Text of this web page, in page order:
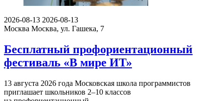
2026-08-13 2026-08-13
Москва Москва, ул. Гашека, 7
Бесплатный профориентационный
фестиваль «В мире ИТ»
13 августа 2026 года Московская школа программистов
приглашает школьников 2–10 классов